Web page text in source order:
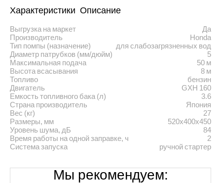
Характеристики Описание
Выгрузка на маркет
Да
Производитель
Honda
Тип помпы (назначение)
для cлабозагрязненных вод
Диаметр патрубков (мм/дюйм)
5
Максимальная подача
50 м
Высота всасывания
8 м
Топливо
бензин
Двигатель
GXH 160
Емкость топливного бака (л)
3.6
Страна производитель
Япония
Вес (кг)
27
Размеры, мм
520х400х450
Уровень шума, дБ
84
Время работы на одной заправке, ч
2
Система запуска
ручной стартер
Мы рекомендуем: